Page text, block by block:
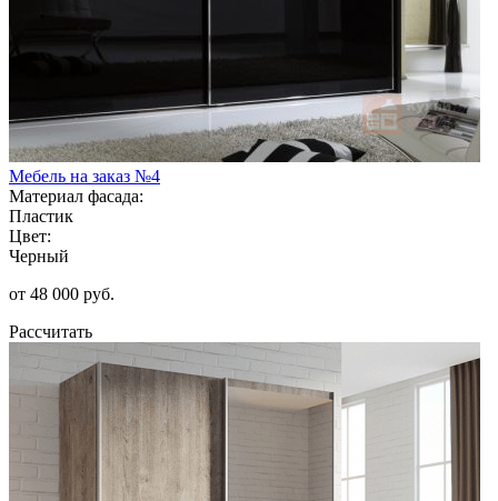
Мебель на заказ №4
Материал фасада:
Пластик
Цвет:
Черный
от 48 000 руб.
Рассчитать